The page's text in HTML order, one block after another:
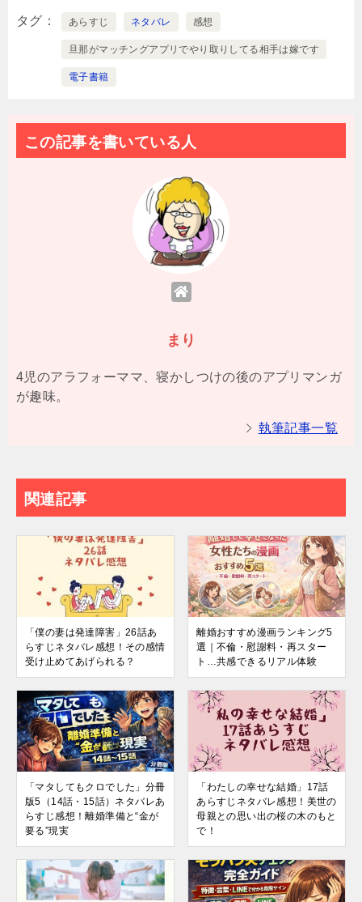
タグ あらすじ ネタバレ 感想
旦那がマッチングアプリでやり取りしてる相手は嫁です
電子書籍
この記事を書いている人
まり
4児のアラフォーママ、寝かしつけの後のアプリマンガ
が趣味。
執筆記事一覧
関連記事
「僕の妻は発達障害」26話あ
らすじネタバレ感想！その感情
受け止めてあげられる？
離婚おすすめ漫画ランキング5
選｜不倫・慰謝料・再スター
ト…共感できるリアル体験
「マタしてもクロでした」分冊
版5（14話・15話）ネタバレあ
らすじ感想！離婚準備と“金が
要る”現実
「わたしの幸せな結婚」17話
あらすじネタバレ感想！美世の
母親との思い出の桜の木のもと
で！